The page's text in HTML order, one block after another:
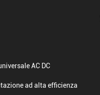
AC DC
ad alta efficienza